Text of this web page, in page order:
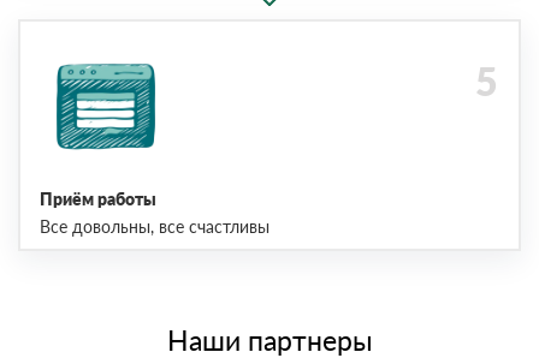
Приём работы
Все довольны, все счастливы
Наши партнеры